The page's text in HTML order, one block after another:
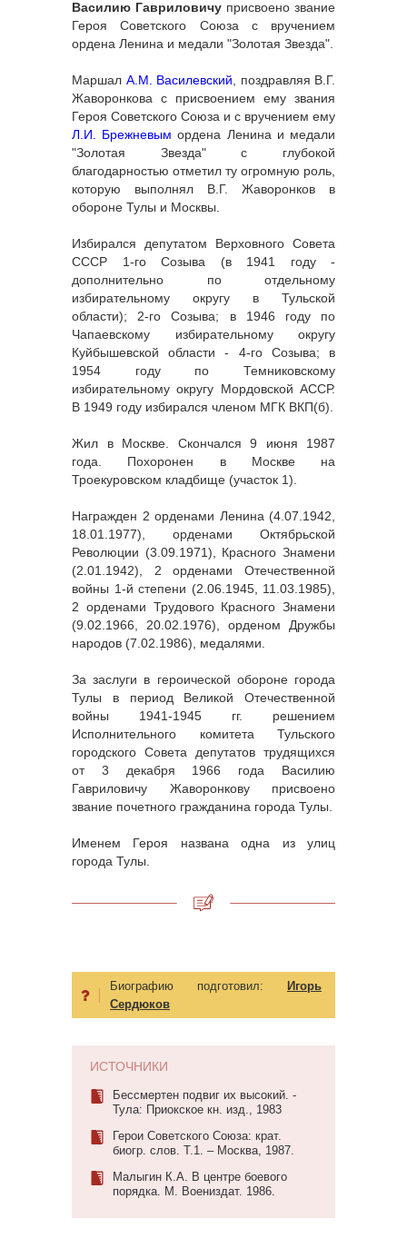
Василию Гавриловичу присвоено звание
Героя Советского Союза с вручением
ордена Ленина и медали "Золотая Звезда".
Маршал А.М. Василевский , поздравляя В.Г.
Жаворонкова с присвоением ему звания
Героя Советского Союза и с вручением ему
Л.И. Брежневым ордена Ленина и медали
"Золотая Звезда" с глубокой
благодарностью отметил ту огромную роль,
которую выполнял В.Г. Жаворонков в
обороне Тулы и Москвы.
Избирался депутатом Верховного Совета
СССР 1-го Созыва (в 1941 году -
дополнительно по отдельному
избирательному округу в Тульской
области); 2-го Созыва; в 1946 году по
Чапаевскому избирательному округу
Куйбышевской области - 4-го Созыва; в
1954 году по Темниковскому
избирательному округу Мордовской АССР.
В 1949 году избирался членом МГК ВКП(б).
Жил в Москве. Скончался 9 июня 1987
года. Похоронен в Москве на
Троекуровском кладбище (участок 1).
Награжден 2 орденами Ленина (4.07.1942,
18.01.1977), орденами Октябрьской
Революции (3.09.1971), Красного Знамени
(2.01.1942), 2 орденами Отечественной
войны 1-й степени (2.06.1945, 11.03.1985),
2 орденами Трудового Красного Знамени
(9.02.1966, 20.02.1976), орденом Дружбы
народов (7.02.1986), медалями.
За заслуги в героической обороне города
Тулы в период Великой Отечественной
войны 1941-1945 гг. решением
Исполнительного комитета Тульского
городского Совета депутатов трудящихся
от 3 декабря 1966 года Василию
Гавриловичу Жаворонкову присвоено
звание почетного гражданина города Тулы.
Именем Героя названа одна из улиц
города Тулы.
Биографию подготовил:
Игорь
Сердюков
ИСТОЧНИКИ
Бессмертен подвиг их высокий. -
Тула: Приокское кн. изд., 1983
Герои Советского Союза: крат.
биогр. слов. Т.1. – Москва, 1987.
Малыгин К.А. В центре боевого
порядка. М. Воениздат. 1986.